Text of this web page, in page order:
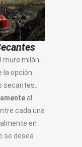
muro milán
la opción
secantes.
al
cada una
en
se desea